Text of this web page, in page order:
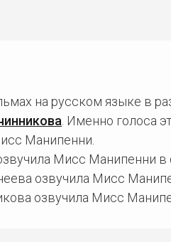
на русском языке в
. Именно голоса
Манипенни.
Мисс Манипенни в
озвучила Мисс
озвучила Мисс